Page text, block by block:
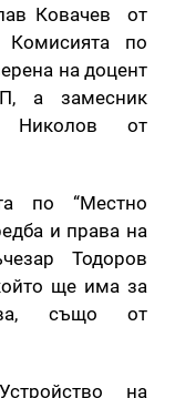
Ковачев от
Комисията по
на доцент
а замесник
Николов от
по “Местно
и права на
Тодоров
ще има за
също от
на